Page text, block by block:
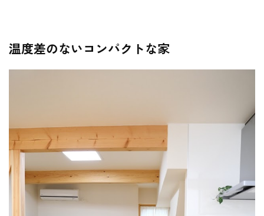
温度差のないコンパクトな家